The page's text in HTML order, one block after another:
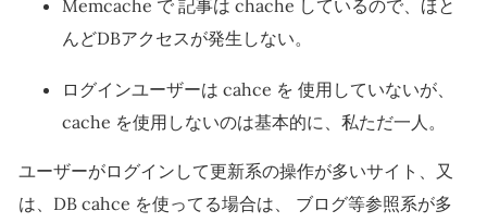
Memcache で 記事は chache しているので、ほと
んどDBアクセスが発生しない。
ログインユーザーは cahce を 使用していないが、
cache を使用しないのは基本的に、私ただ一人。
ユーザーがログインして更新系の操作が多いサイト、又
は、DB cahce を使ってる場合は、 ブログ等参照系が多